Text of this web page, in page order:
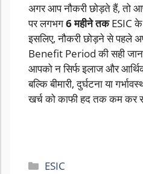
अगर आप नौकरी छोड़ते हैं, तो
पर लगभग6 महीने तकESIC
इसलिए, नौकरी छोड़ने से
Benefit Period की सही
आपको न सिर्फ इलाज और
बल्कि बीमारी, दुर्घटना या
खर्च को काफी हद तक कम कर
Categories
ESIC